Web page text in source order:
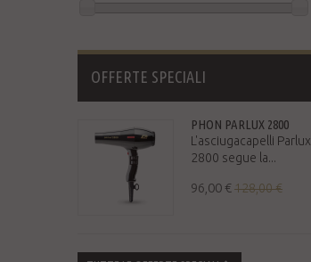
She(5)
AurorePro(0)
Dr K Soap Company(0)
(0)
Gamma Più
Manic Panic
UKI International(0)
OFFERTE SPECIALI
PHON PARLUX 2800
L'asciugacapelli Parlux
2800 segue la...
96,00 €128,00 €